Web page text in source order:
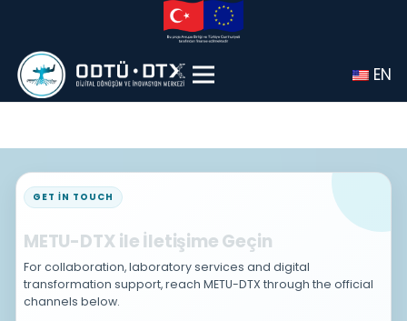
EN
GET IN TOUCH
METU-DTX ile İletişime Geçin
For collaboration, laboratory services and digital
transformation support, reach METU-DTX through the official
channels below.